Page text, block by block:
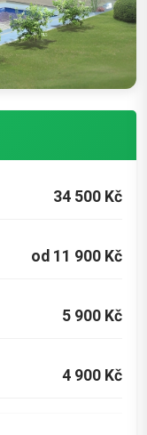
34 500 Kč
od 11 900 Kč
5 900 Kč
4 900 Kč